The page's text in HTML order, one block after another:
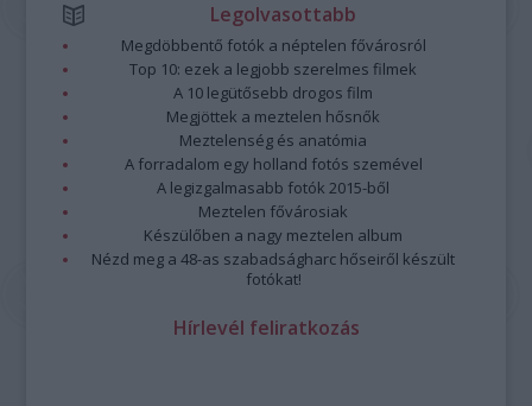
Legolvasottabb
Megdöbbentő fotók a néptelen fővárosról
Top 10: ezek a legjobb szerelmes filmek
A 10 legütősebb drogos film
Megjöttek a meztelen hősnők
Meztelenség és anatómia
A forradalom egy holland fotós szemével
A legizgalmasabb fotók 2015-ből
Meztelen fővárosiak
Készülőben a nagy meztelen album
Nézd meg a 48-as szabadságharc hőseiről készült
fotókat!
Hírlevél feliratkozás